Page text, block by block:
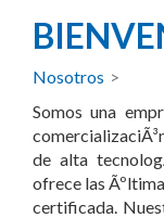
Nosotros >
Somos una
de alta
ofrece las
certificada.